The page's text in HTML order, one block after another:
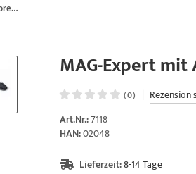
MAG-Expert mit Applikatoren-Set
MAG-Expert
(0) | Rezension
Art.Nr.:7118
HAN:02048
Lieferzeit:8-14 Tage